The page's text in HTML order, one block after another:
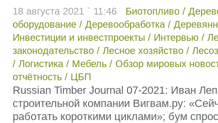
18 августа 2021 ` 11:46 Биотопливо /
оборудование / Деревообработка /
Инвестиции и инвестпроекты / Интервью /
законодательство / Лесное хозяйство /
/ Логистика / Мебель / Обзор мировых
отчётность / ЦБП
Russian Timber Journal 07-2021: Иван
строительной компании Вигвам.ру:
работать короткими циклами»; бум